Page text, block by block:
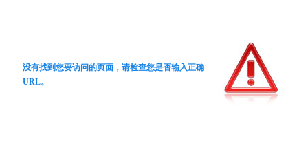
没有找到您要访问的页面，请检查您是否输入正确
URL。